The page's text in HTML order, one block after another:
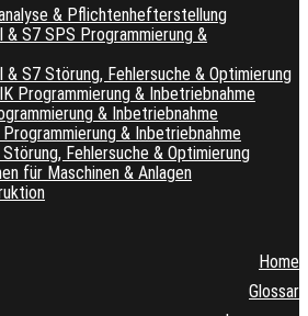
& Pflichtenhefterstellung
S7 SPS Programmierung &
S7 Störung, Fehlersuche & Optimierung
Programmierung & Inbetriebnahme
& Inbetriebnahme
& Inbetriebnahme
Fehlersuche & Optimierung
für Maschinen & Anlagen
Home
Glossar